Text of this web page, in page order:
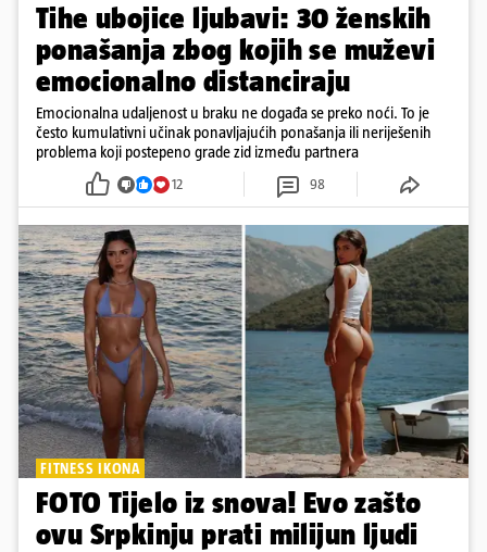
Tihe ubojice ljubavi: 30 ženskih
ponašanja zbog kojih se muževi
emocionalno distanciraju
Emocionalna udaljenost u braku ne događa se preko noći. To je
često kumulativni učinak ponavljajućih ponašanja ili neriješenih
problema koji postepeno grade zid između partnera
12 98
FITNESS IKONA
FOTO Tijelo iz snova! Evo zašto
ovu Srpkinju prati milijun ljudi